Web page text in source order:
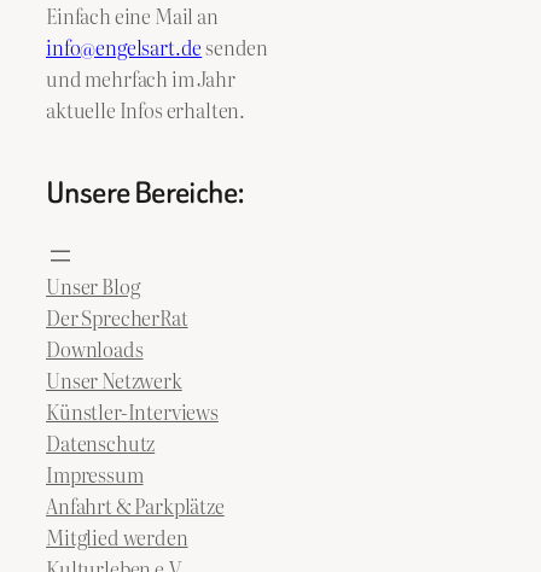
Einfach eine Mail an
info@engelsart.desenden
und mehrfach im Jahr
aktuelle Infos erhalten.
Unsere Bereiche:
Unser Blog
Der SprecherRat
Downloads
Unser Netzwerk
Künstler-Interviews
Datenschutz
Impressum
Anfahrt & Parkplätze
Mitglied werden